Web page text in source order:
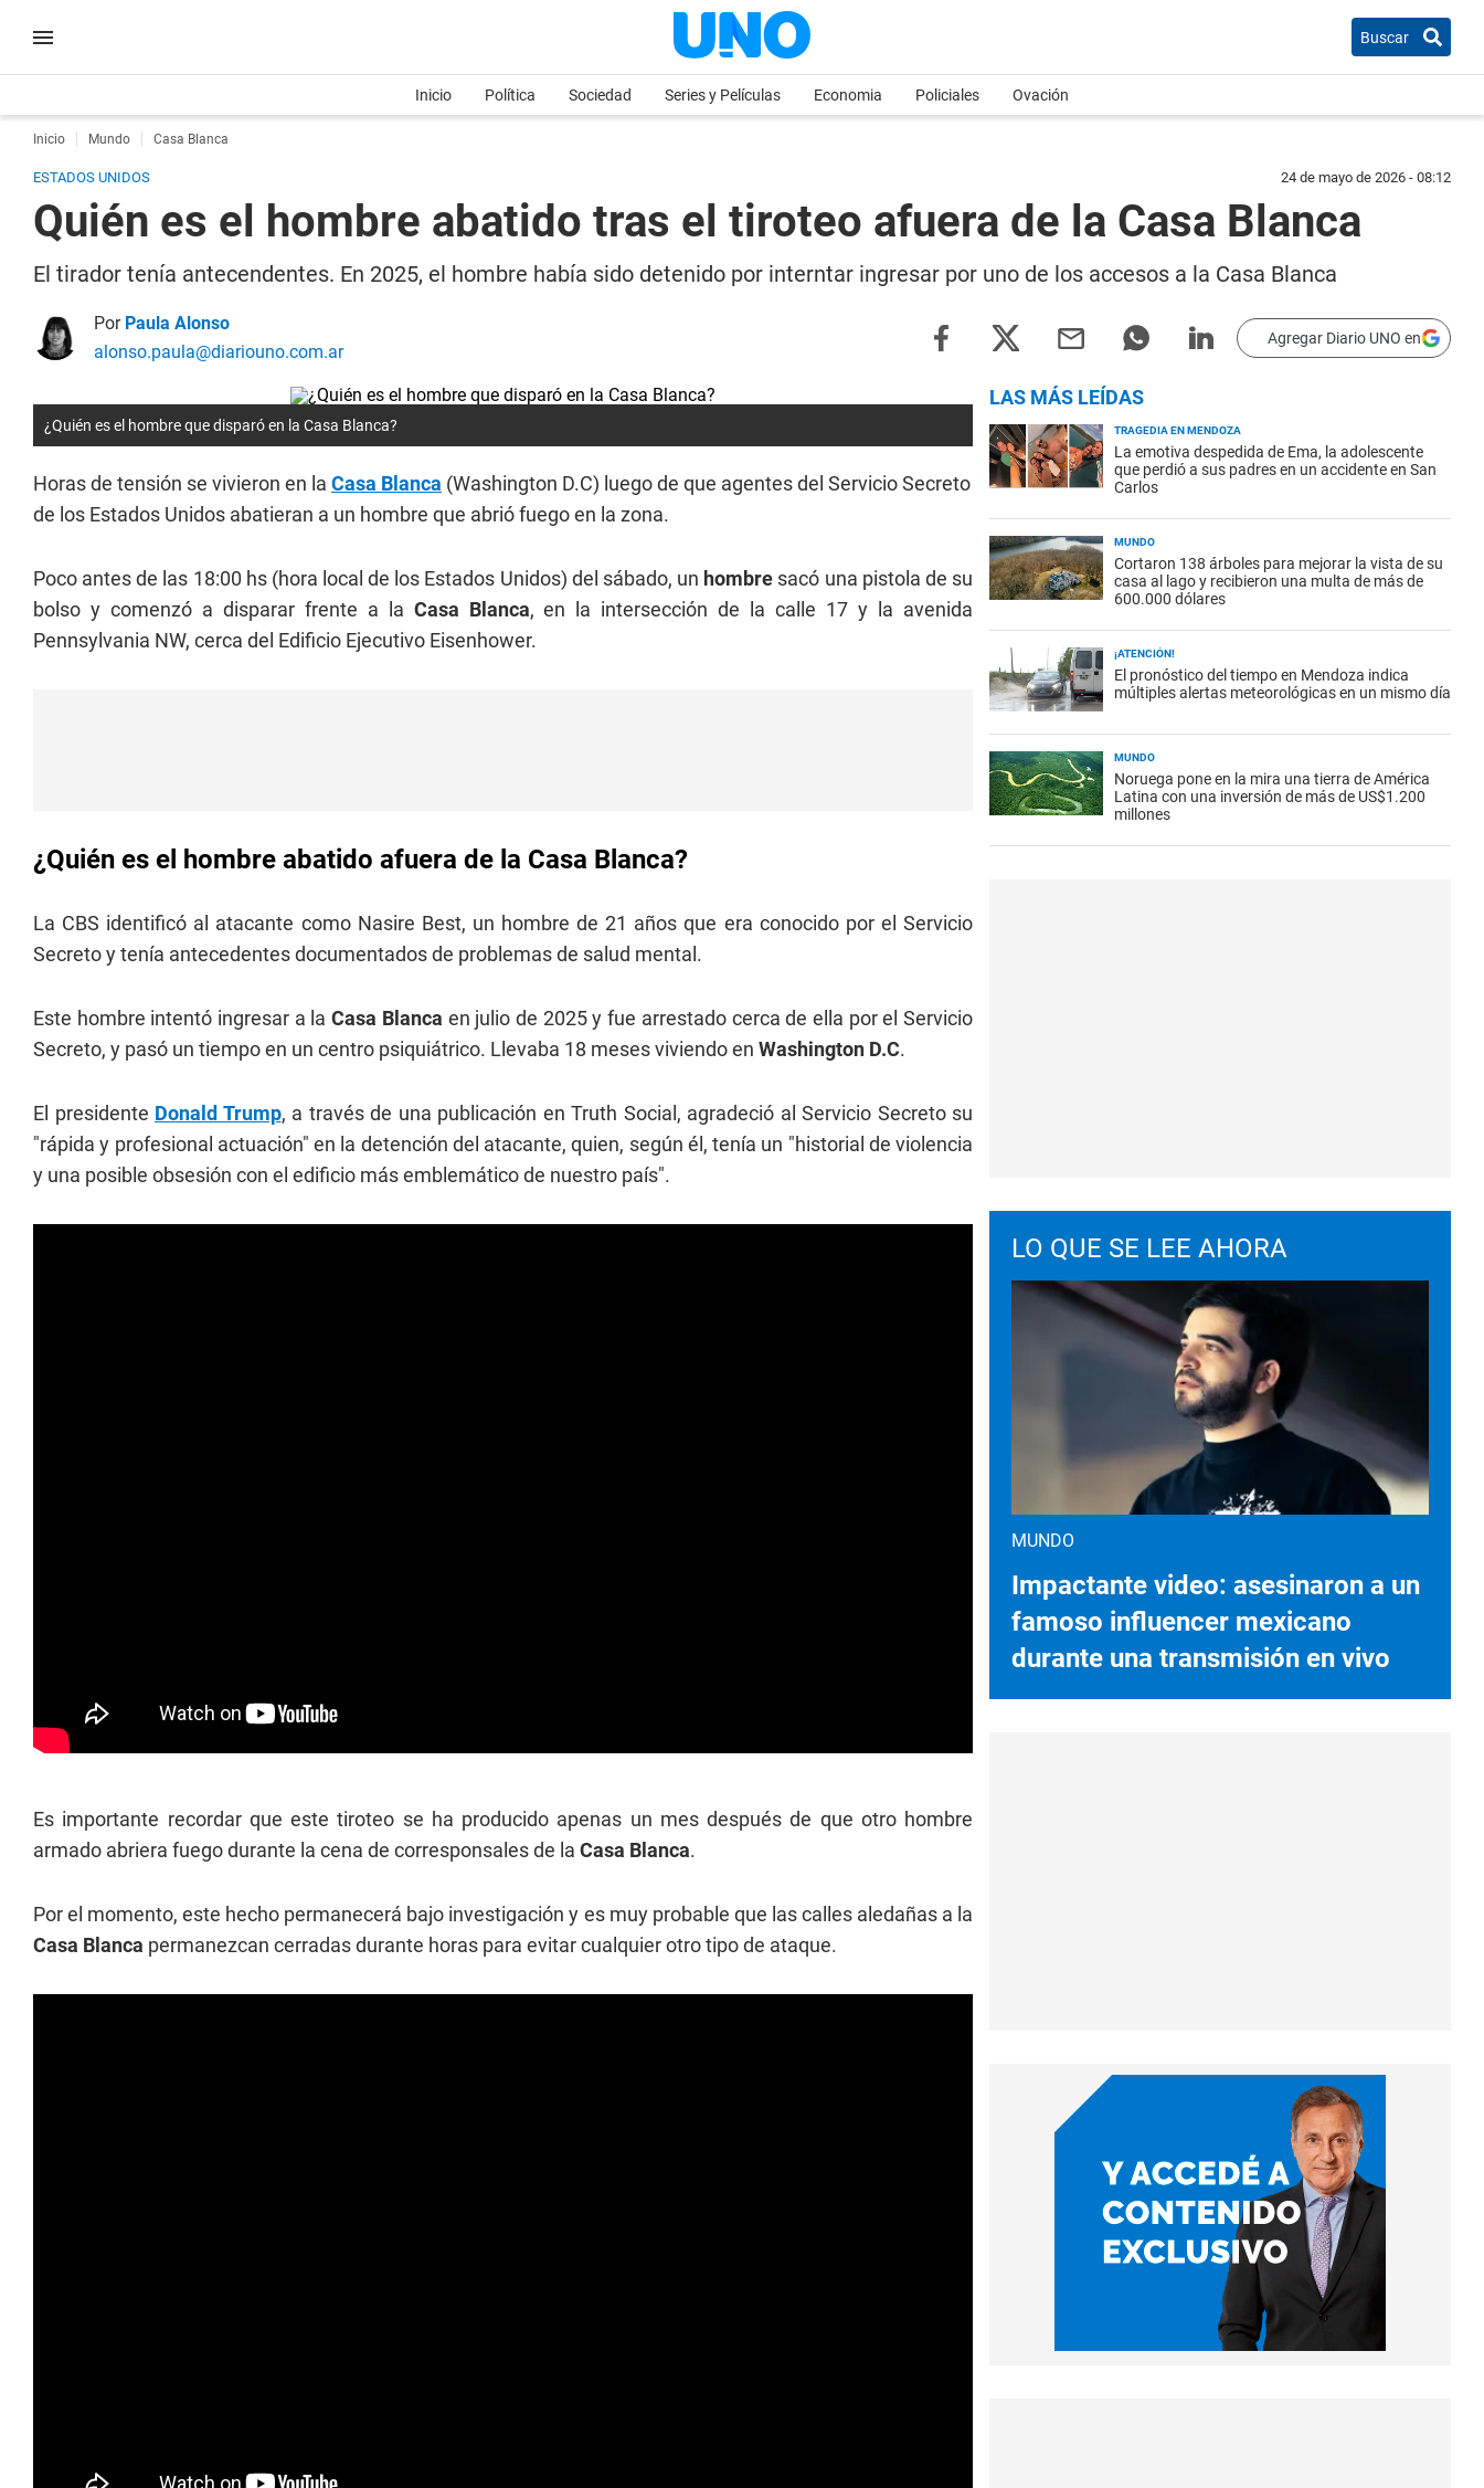
Buscar
Inicio Política Sociedad Series y Películas Economia Policiales Ovación
Inicio Mundo Casa Blanca
ESTADOS UNIDOS 24 de mayo de 2026 - 08:12
Quién es el hombre abatido tras el tiroteo afuera de la Casa Blanca
El tirador tenía antecendentes. En 2025, el hombre había sido detenido por interntar ingresar por uno de los accesos a la Casa Blanca
Por Paula Alonso
alonso.paula@diariouno.com.ar
Agregar Diario UNO en
¿Quién es el hombre que disparó en la Casa Blanca?
Horas de tensión se vivieron en la Casa Blanca (Washington D.C) luego de que agentes del Servicio Secreto
de los Estados Unidos abatieran a un hombre que abrió fuego en la zona.
Poco antes de las 18:00 hs (hora local de los Estados Unidos) del sábado, un hombre sacó una pistola de su
bolso y comenzó a disparar frente a la Casa Blanca, en la intersección de la calle 17 y la avenida
Pennsylvania NW, cerca del Edificio Ejecutivo Eisenhower.
¿Quién es el hombre abatido afuera de la Casa Blanca?
La CBS identificó al atacante como Nasire Best, un hombre de 21 años que era conocido por el Servicio
Secreto y tenía antecedentes documentados de problemas de salud mental.
Este hombre intentó ingresar a laCasa Blanca en julio de 2025 y fue arrestado cerca de ella por el Servicio
Secreto, y pasó un tiempo en un centro psiquiátrico. Llevaba 18 meses viviendo en Washington D.C.
El presidente Donald Trump, a través de una publicación en Truth Social, agradeció al Servicio Secreto su
"rápida y profesional actuación" en la detención del atacante, quien, según él, tenía un "historial de violencia
y una posible obsesión con el edificio más emblemático de nuestro país".
Es importante recordar que este tiroteo se ha producido apenas un mes después de que otro hombre
armado abriera fuego durante la cena de corresponsales de la Casa Blanca.
Por el momento, este hecho permanecerá bajo investigación y es muy probable que las calles aledañas a la
Casa Blanca permanezcan cerradas durante horas para evitar cualquier otro tipo de ataque.
LAS MÁS LEÍDAS
TRAGEDIA EN MENDOZA
La emotiva despedida de Ema, la adolescente
que perdió a sus padres en un accidente en San
Carlos
MUNDO
Cortaron 138 árboles para mejorar la vista de su
casa al lago y recibieron una multa de más de
600.000 dólares
¡ATENCIÓN!
El pronóstico del tiempo en Mendoza indica
múltiples alertas meteorológicas en un mismo día
MUNDO
Noruega pone en la mira una tierra de América
Latina con una inversión de más de US$1.200
millones
LO QUE SE LEE AHORA
MUNDO
Impactante video: asesinaron a un
famoso influencer mexicano
durante una transmisión en vivo